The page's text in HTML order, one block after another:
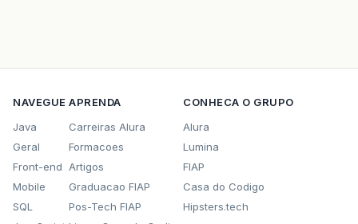
NAVEGUE
Java
Geral
Front-end
Mobile
SQL
APRENDA
Carreiras Alura
Formacoes
Artigos
Graduacao FIAP
Pos-Tech FIAP
CONHECA O GRUPO
Alura
Lumina
FIAP
Casa do Codigo
Hipsters.tech